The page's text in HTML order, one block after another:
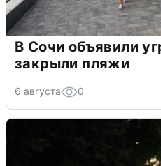
В Сочи объявили
закрыли пляжи
6 августа 0